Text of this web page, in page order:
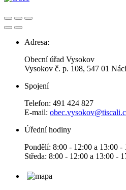
Adresa:
Obecní úřad Vysokov
Vysokov č. p. 108, 547 01
Spojení
Telefon: 491 424 827
E-mail:
Úřední hodiny
Pondělí: 8:00 - 12:00 a 13:00 -
Středa: 8:00 - 12:00 a 13:00 -